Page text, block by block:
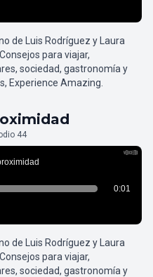
de Luis Rodríguez y Laura
para viajar,
sociedad, gastronomía y
Experience Amazing.
44
de Luis Rodríguez y Laura
para viajar,
sociedad, gastronomía y